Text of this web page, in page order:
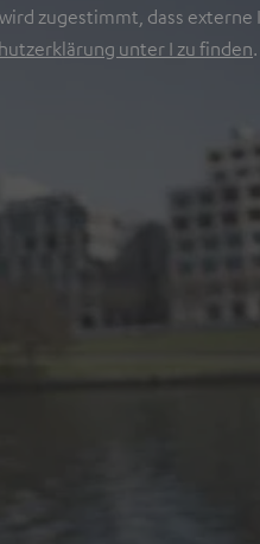
zugestimmt, dass externe
unter I zu finden.